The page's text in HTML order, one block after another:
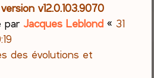
v12.0.103.9070
parJacques Leblond «31
des évolutions et